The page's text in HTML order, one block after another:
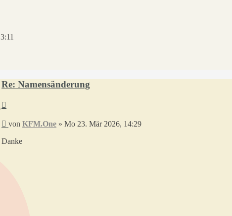
Re: Namensänderung
Beitrag
vonKFM.One »Mo 23. Mär 2026, 14:29
Danke